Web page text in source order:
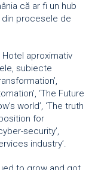
că ar fi un hub
procesele de
Hotel aproximativ
subiecte
‘The Future
world’, ‘The truth
for
security’,
industry’.